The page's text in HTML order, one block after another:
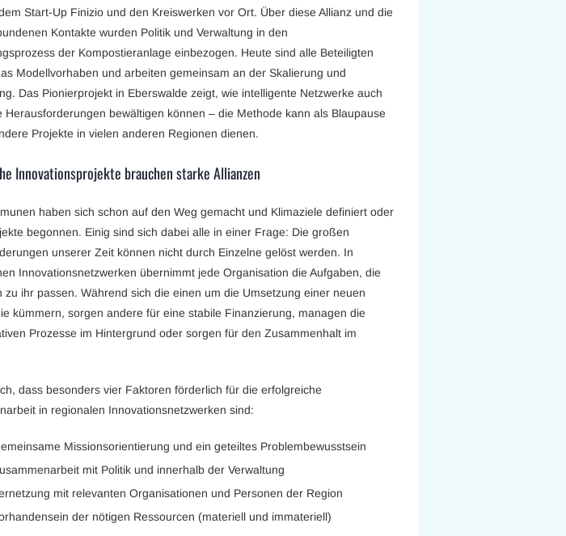
Start-Up Finizio und den Kreiswerken vor Ort. Über diese Allianz und die
Kontakte wurden Politik und Verwaltung in den
der Kompostieranlage einbezogen. Heute sind alle Beteiligten
Modellvorhaben und arbeiten gemeinsam an der Skalierung und
Das Pionierprojekt in Eberswalde zeigt, wie intelligente Netzwerke auch
Herausforderungen bewältigen können – die Methode kann als Blaupause
Projekte in vielen anderen Regionen dienen.
Innovationsprojekte brauchen starke Allianzen
haben sich schon auf den Weg gemacht und Klimaziele definiert oder
begonnen. Einig sind sich dabei alle in einer Frage: Die großen
unserer Zeit können nicht durch Einzelne gelöst werden. In
Innovationsnetzwerken übernimmt jede Organisation die Aufgaben, die
zu ihr passen. Während sich die einen um die Umsetzung einer neuen
kümmern, sorgen andere für eine stabile Finanzierung, managen die
Prozesse im Hintergrund oder sorgen für den Zusammenhalt im
dass besonders vier Faktoren förderlich für die erfolgreiche
in regionalen Innovationsnetzwerken sind:
Missionsorientierung und ein geteiltes Problembewusstsein
mit Politik und innerhalb der Verwaltung
mit relevanten Organisationen und Personen der Region
der nötigen Ressourcen (materiell und immateriell)